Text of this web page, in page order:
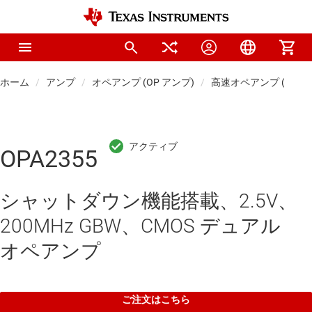
ホーム アンプ オペアンプ (OP アンプ) 高速オペアンプ
OPA2355
シャットダウン機能搭載、2.5V、
200MHz GBW、CMOS デュアル
オペアンプ
ご注文はこちら